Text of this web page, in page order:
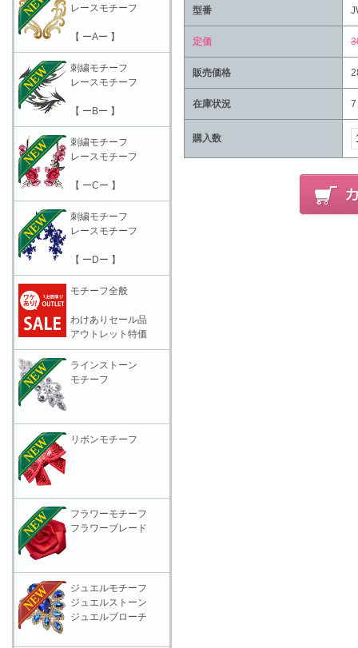
型番
定価
販売価格
在庫状況 7
購入数
レースモチーフ
【 ーAー 】
刺繍モチーフ
レースモチーフ
【 ーBー 】
刺繍モチーフ
レースモチーフ
【 ーCー 】
刺繍モチーフ
レースモチーフ
【 ーDー 】
モチーフ全般
わけありセール品
アウトレット特価
ラインストーン
モチーフ
リボンモチーフ
フラワーモチーフ
フラワーブレード
ジュエルモチーフ
ジュエルストーン
ジュエルブローチ